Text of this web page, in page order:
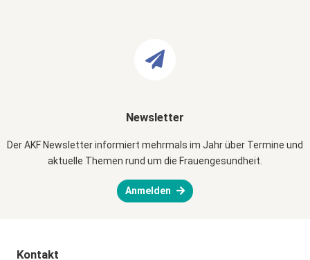
Newsletter
Der AKF Newsletter informiert mehrmals im Jahr über Termine und
aktuelle Themen rund um die Frauengesundheit.
Anmelden
Kontakt